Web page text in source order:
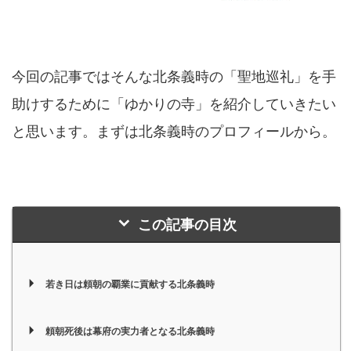
今回の記事ではそんな北条義時の「聖地巡礼」を手
助けするために「ゆかりの寺」を紹介していきたい
と思います。まずは北条義時のプロフィールから。
この記事の目次
若き日は頼朝の覇業に貢献する北条義時
頼朝死後は幕府の実力者となる北条義時